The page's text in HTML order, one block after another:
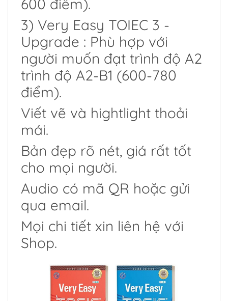
600 điểm).
3) Very Easy TOIEC 3 -
Upgrade : Phù hợp với
người muốn đạt trình độ A2
trình độ A2-B1 (600-780
điểm).
Viết vẽ và hightlight thoải
mái.
Bản đẹp rõ nét, giá rất tốt
cho mọi người.
Audio có mã QR hoặc gửi
qua email.
Mọi chi tiết xin liên hệ với
Shop.